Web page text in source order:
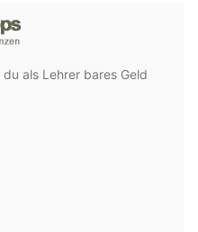
als Lehrer bares Geld